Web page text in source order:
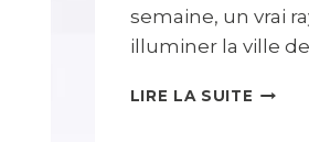
semaine, un vrai
illuminer la ville
LIRE LA SUITE